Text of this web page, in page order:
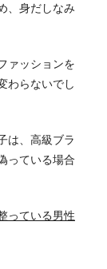
、身だしなみ
ァッションを
わらないでし
は、高級ブラ
っている場合
っている男性